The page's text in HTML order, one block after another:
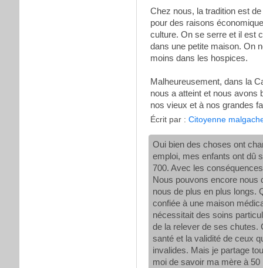
Chez nous, la tradition est
pour des raisons
culture. On se serre et il est
dans une petite maison. On
moins dans les hospices.
Malheureusement, dans la
nous a atteint et nous avons
nos vieux et à nos grandes
Écrit par : Citoyenne
Oui bien des choses ont
emploi, mes enfants ont dû
700. Avec les
Nous pouvons encore nous
nous de plus en plus longs.
confiée à une maison
nécessitait des soins
de la relever de ses chutes.
santé et la validité de ceux
invalides. Mais je partage
moi de savoir ma mère à